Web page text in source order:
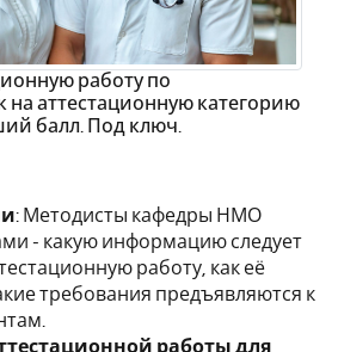
работу по
на аттестационную категорию
балл. Под ключ.
: Методисты кафедры НМО
- какую информацию следует
работу, как её
требования предъявляются к
работы для